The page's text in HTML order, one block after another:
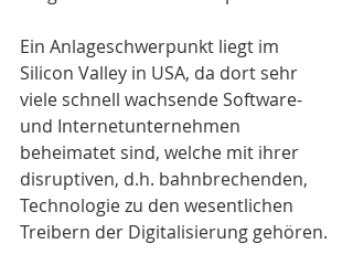
Ein Anlageschwerpunkt liegt im
Silicon Valley in USA, da dort sehr
viele schnell wachsende Software-
und Internetunternehmen
beheimatet sind, welche mit ihrer
disruptiven, d.h. bahnbrechenden,
Technologie zu den wesentlichen
Treibern der Digitalisierung gehören.